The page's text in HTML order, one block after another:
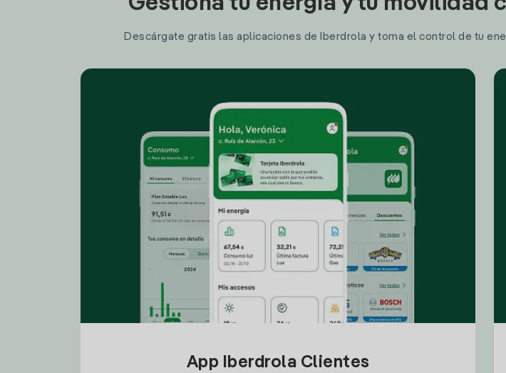
Descárgate gratis las aplicaciones de Iberdrola y toma el control de tu
App Iberdrola Clientes